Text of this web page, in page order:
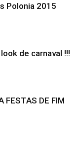
Polonia 2015
de carnaval !!!
FESTAS DE FIM